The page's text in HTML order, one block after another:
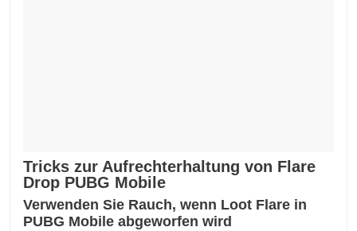
Tricks zur Aufrechterhaltung von Flare
Drop PUBG Mobile
Verwenden Sie Rauch, wenn Loot Flare in
PUBG Mobile abgeworfen wird